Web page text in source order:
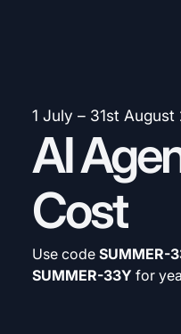
1 July – 31st August
AI
Cost
Use code SUMMER-
SUMMER-33Y for